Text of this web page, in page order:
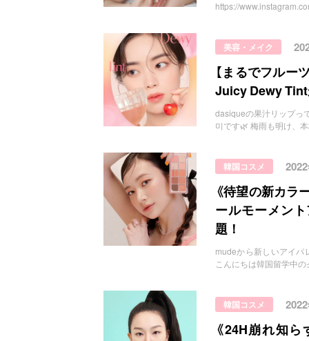
https://
美容・メイク
【まるでフル
Juicy Dewy
dasiqueの果汁リップっ
미です🌿 梅雨も明け、
韓国コスメ
《待望の新カ
ールモーメン
題！
mudeから新しいアイパ
こんにちは韓国留学中
韓国コスメ
《24H崩れ知